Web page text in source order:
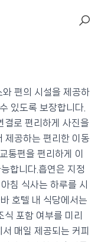
편의 시설을 제공하
있도록 보장합니다.
결로 편리하게 사진을
제공하는 편리한 이동
통편을 편리하게 이
합니다.흡연은 지정
침 식사는 하루를 시
호텔 내 식당에서는
포함 여부를 미리
매일 제공되는 커피